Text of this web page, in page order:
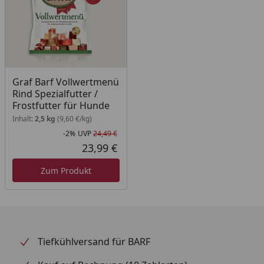
individuell angepasst werden. Das geht ganz einfach
indem Sie die Körperform Ihrer Fellnase im ersten
Lebensjahr regelmäßig begutachten und abtasten.
Das Juniormenü ist im Zusammenhang mit unserem
Graf Barf Vollwertmenü
Rind Spezialfutter /
Frostfutter für Hunde
Inhalt: 2,5 kg (9,60 €/kg)
Rabatt in Prozent
-2%
Ursprünglicher Preis
UVP24,49 €
Aktueller Preis
23,99 €
Zum Produkt
Tiefkühlversand für BARF